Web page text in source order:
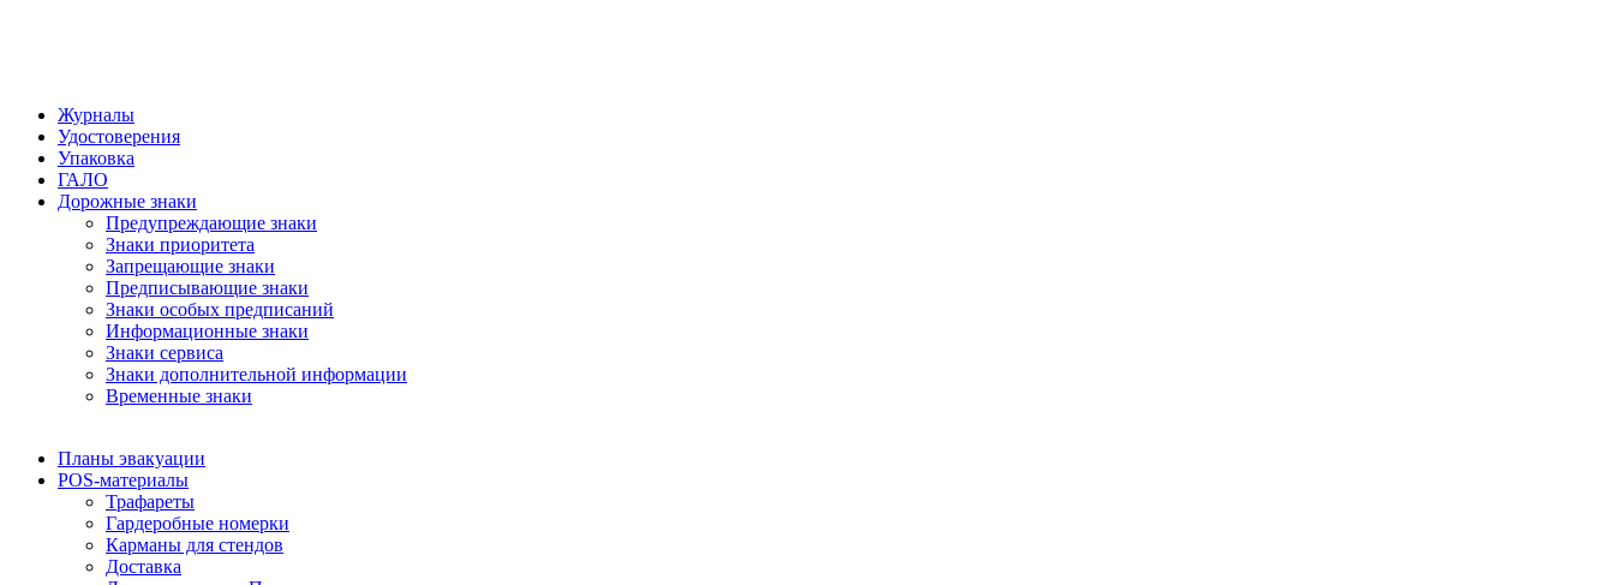
Журналы
Удостоверения
Упаковка
ГАЛО
Дорожные знаки
Предупреждающие знаки
Знаки приоритета
Запрещающие знаки
Предписывающие знаки
Знаки особых предписаний
Информационные знаки
Знаки сервиса
Знаки дополнительной информации
Временные знаки
Планы эвакуации
POS-материалы
Трафареты
Гардеробные номерки
Карманы для стендов
Доставка